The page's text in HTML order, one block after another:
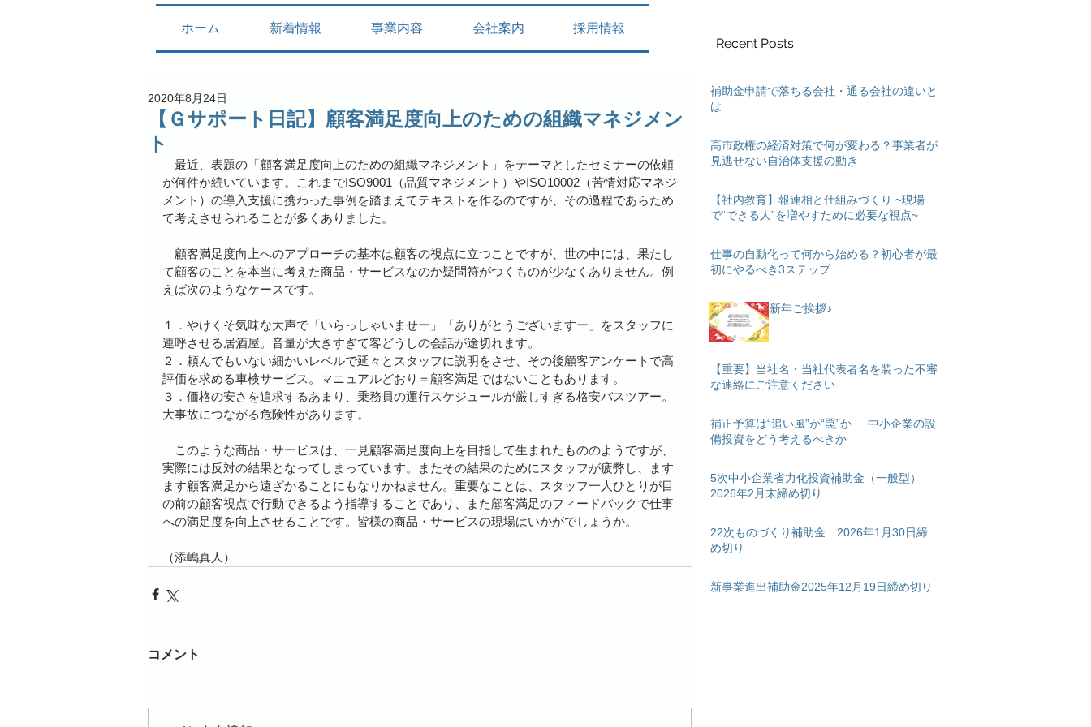
ホーム 新着情報 事業内容 会社案内
採用情報
Recent Posts
【Ｇサポート日記】顧客満足度向上のための組織マネジメン
ト
2020年8月24日
最近、表題の「顧客満足度向上のための組織マネジメント」をテーマとしたセミナーの依頼
が何件か続いています。これまでISO9001（品質マネジメント）やISO10002（苦情対応マネジ
メント）の導入支援に携わった事例を踏まえてテキストを作るのですが、その過程であらため
て考えさせられることが多くありました。
顧客満足度向上へのアプローチの基本は顧客の視点に立つことですが、世の中には、果たし
て顧客のことを本当に考えた商品・サービスなのか疑問符がつくものが少なくありません。例
えば次のようなケースです。
１．やけくそ気味な大声で「いらっしゃいませー」「ありがとうございますー」をスタッフに
連呼させる居酒屋。音量が大きすぎて客どうしの会話が途切れます。
２．頼んでもいない細かいレベルで延々とスタッフに説明をさせ、その後顧客アンケートで高
評価を求める車検サービス。マニュアルどおり＝顧客満足ではないこともあります。
３．価格の安さを追求するあまり、乗務員の運行スケジュールが厳しすぎる格安バスツアー。
大事故につながる危険性があります。
このような商品・サービスは、一見顧客満足度向上を目指して生まれたもののようですが、
実際には反対の結果となってしまっています。またその結果のためにスタッフが疲弊し、ます
ます顧客満足から遠ざかることにもなりかねません。重要なことは、スタッフ一人ひとりが目
の前の顧客視点で行動できるよう指導することであり、また顧客満足のフィードバックで仕事
への満足度を向上させることです。皆様の商品・サービスの現場はいかがでしょうか。
（添嶋真人）
コメント
補助金申請で落ちる会社・通る会社の違いと
は
高市政権の経済対策で何が変わる？事業者が
見逃せない自治体支援の動き
【社内教育】報連相と仕組みづくり ~現場
で“できる人”を増やすために必要な視点~
仕事の自動化って何から始める？初心者が最
初にやるべき3ステップ
新年ご挨拶♪
【重要】当社名・当社代表者名を装った不審
な連絡にご注意ください
補正予算は“追い風”か“罠”か──中小企業の設
備投資をどう考えるべきか
5次中小企業省力化投資補助金（一般型）
2026年2月末締め切り
22次ものづくり補助金 2026年1月30日締
め切り
新事業進出補助金2025年12月19日締め切り